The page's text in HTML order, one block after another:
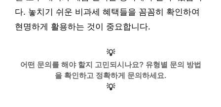
다. 놓치기 쉬운 비과세 혜택들을 꼼꼼히 확인하여
현명하게 활용하는 것이 중요합니다.
💡
어떤 문의를 해야 할지 고민되시나요? 유형별 문의 방법
을 확인하고 정확하게 문의하세요.
💡